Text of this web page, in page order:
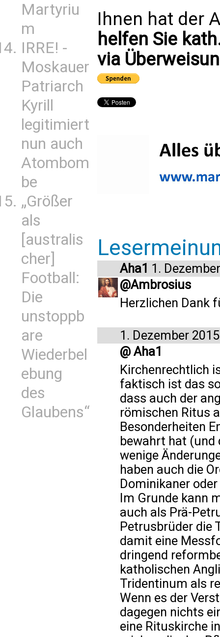
Martyriu
m
IRRE! -
Moskauer
Patriarch
Kyrill
legitimiert
nun auch
Atombom
be
„Größer
als
[australis
cher]
Football:
Die
unstoppb
are
Wiederbel
ebung
des
Glaubens“
Ihnen hat der
helfen Sie
via
Aha1 1.
@Ambrosius
Herzlichen Dank
1. Dezember 2015
@ Aha1
Kirchenrechtlich
faktisch ist das
dass auch der
römischen Ritus
Besonderheiten
bewahrt hat (und
wenige
haben auch die
Dominikaner
Im Grunde kann
auch als Prä-
Petrusbrüder die
damit eine
dringend
katholischen
Tridentinum als
Wenn es der
dagegen nichts
eine Rituskirche